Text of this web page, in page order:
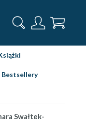
Bestsellery
Swałtek-